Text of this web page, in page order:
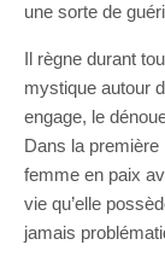
une sorte de
Il règne durant
mystique autour
engage, le
Dans la
femme en paix
vie qu’elle
jamais